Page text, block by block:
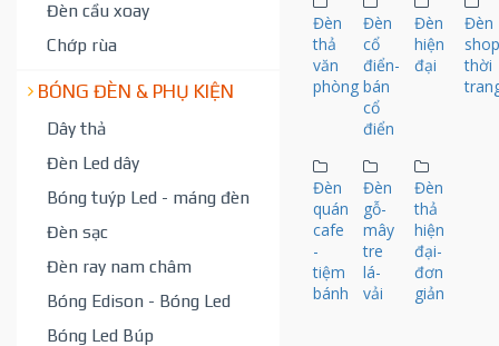
Đèn cầu xoay
Chớp rùa
BÓNG ĐÈN & PHỤ KIỆN
Dây thả
Đèn Led dây
Bóng tuýp Led - máng đèn
Đèn sạc
Đèn ray nam châm
Bóng Edison - Bóng Led
Bóng Led Búp
Đèn
thả
văn
phòng
Đèn
cổ
điển-
bán
cổ
điển
Đèn
hiện
đại
Đèn
thời
Đèn
quán
cafe
-
tiệm
bánh
Đèn
gỗ-
mây
tre
lá-
vải
Đèn
thả
hiện
đại-
đơn
giản